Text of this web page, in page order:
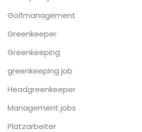
Golfmanagement
Greenkeeper
Greenkeeping
greenkeeping job
Headgreenkeeper
Management jobs
Platzarbeiter